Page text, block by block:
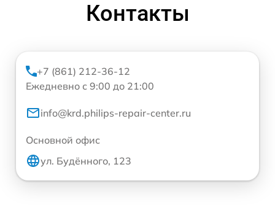
Контакты
+7 (861) 212-36-12
Ежедневно с 9:00 до 21:00
info@krd.philips-repair-center.ru
Основной офис
ул. Будённого, 123